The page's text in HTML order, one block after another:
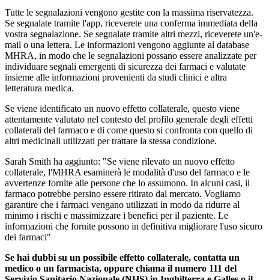
Tutte le segnalazioni vengono gestite con la massima riservatezza.
Se segnalate tramite l'app, riceverete una conferma immediata della
vostra segnalazione. Se segnalate tramite altri mezzi, riceverete un'e-
mail o una lettera. Le informazioni vengono aggiunte al database
MHRA, in modo che le segnalazioni possano essere analizzate per
individuare segnali emergenti di sicurezza dei farmaci e valutate
insieme alle informazioni provenienti da studi clinici e altra
letteratura medica.
Se viene identificato un nuovo effetto collaterale, questo viene
attentamente valutato nel contesto del profilo generale degli effetti
collaterali del farmaco e di come questo si confronta con quello di
altri medicinali utilizzati per trattare la stessa condizione.
Sarah Smith ha aggiunto: "Se viene rilevato un nuovo effetto
collaterale, l'MHRA esaminerà le modalità d'uso del farmaco e le
avvertenze fornite alle persone che lo assumono. In alcuni casi, il
farmaco potrebbe persino essere ritirato dal mercato. Vogliamo
garantire che i farmaci vengano utilizzati in modo da ridurre al
minimo i rischi e massimizzare i benefici per il paziente. Le
informazioni che fornite possono in definitiva migliorare l'uso sicuro
dei farmaci"
Se hai dubbi su un possibile effetto collaterale, contatta un
medico o un farmacista, oppure chiama il numero 111 del